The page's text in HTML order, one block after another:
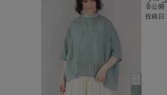
非公開
投稿日